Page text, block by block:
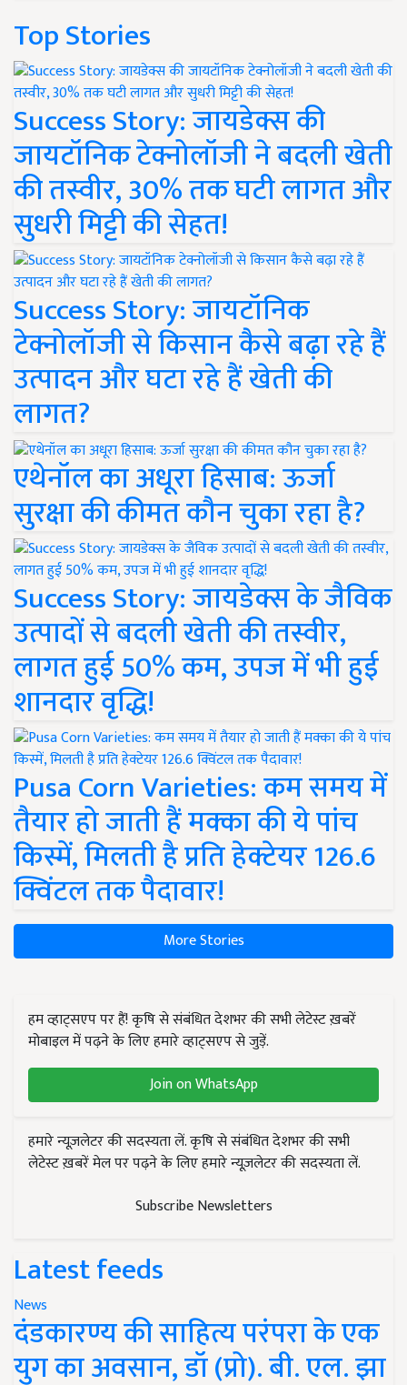
Top Stories
Success Story: जायडेक्स की
जायटॉनिक टेक्नोलॉजी ने बदली खेती
की तस्वीर, 30% तक घटी लागत और
सुधरी मिट्टी की सेहत!
Success Story: जायटॉनिक
टेक्नोलॉजी से किसान कैसे बढ़ा रहे हैं
उत्पादन और घटा रहे हैं खेती की
लागत?
एथेनॉल का अधूरा हिसाब: ऊर्जा
सुरक्षा की कीमत कौन चुका रहा है?
Success Story: जायडेक्स के जैविक
उत्पादों से बदली खेती की तस्वीर,
लागत हुई 50% कम, उपज में भी हुई
शानदार वृद्धि!
Pusa Corn Varieties: कम समय में
तैयार हो जाती हैं मक्का की ये पांच
किस्में, मिलती है प्रति हेक्टेयर 126.6
क्विंटल तक पैदावार!
More Stories
हम व्हाट्सएप पर हैं! कृषि से संबंधित देशभर की सभी लेटेस्ट ख़बरें
मोबाइल में पढ़ने के लिए हमारे व्हाट्सएप से जुड़ें.
Join on WhatsApp
हमारे न्यूज़लेटर की सदस्यता लें. कृषि से संबंधित देशभर की सभी
लेटेस्ट ख़बरें मेल पर पढ़ने के लिए हमारे न्यूज़लेटर की सदस्यता लें.
Subscribe Newsletters
Latest feeds
News
दंडकारण्य की साहित्य परंपरा के एक
युग का अवसान, डॉ (प्रो). बी. एल. झा